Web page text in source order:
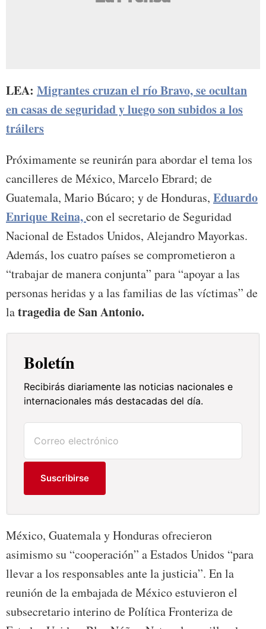
LEA: Migrantes cruzan el río Bravo, se ocultan
en casas de seguridad y luego son subidos a los
tráilers
Próximamente se reunirán para abordar el tema los
cancilleres de México, Marcelo Ebrard; de
Guatemala, Mario Búcaro; y de Honduras, Eduardo
Enrique Reina,con el secretario de Seguridad
Nacional de Estados Unidos, Alejandro Mayorkas.
Además, los cuatro países se comprometieron a
“trabajar de manera conjunta” para “apoyar a las
personas heridas y a las familias de las víctimas” de
latragedia de San Antonio.
Boletín
Recibirás diariamente las noticias nacionales e
internacionales más destacadas del día.
Suscribirse
México, Guatemala y Honduras ofrecieron
asimismo su “cooperación” a Estados Unidos “para
llevar a los responsables ante la justicia”. En la
reunión de la embajada de México estuvieron el
subsecretario interino de Política Fronteriza de